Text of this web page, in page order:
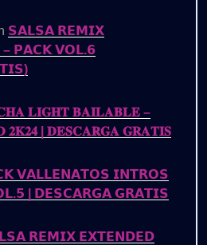
𝗦𝗔𝗟𝗦𝗔 𝗥𝗘𝗠𝗜𝗫
𝗣𝗔𝗖𝗞 𝗩𝗢𝗟.𝟲
𝐋𝐈𝐆𝐇𝐓 𝐁𝐀𝐈𝐋𝐀𝐁𝐋𝐄 –
| 𝐃𝐄𝐒𝐂𝐀𝐑𝐆𝐀 𝐆𝐑𝐀𝐓𝐈𝐒
𝗩𝗔𝗟𝗟𝗘𝗡𝗔𝗧𝗢𝗦 𝗜𝗡𝗧𝗥𝗢𝗦
| 𝗗𝗘𝗦𝗖𝗔𝗥𝗚𝗔 𝗚𝗥𝗔𝗧𝗜𝗦
𝗥𝗘𝗠𝗜𝗫 𝗘𝗫𝗧𝗘𝗡𝗗𝗘𝗗